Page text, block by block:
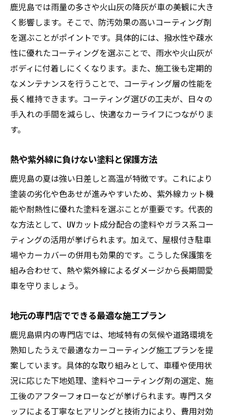
鹿児島では雨量の多さや火山灰の降灰が車の美観に大き
く影響します。そこで、防汚効果の高いコーティング剤
を選ぶことがポイントです。具体的には、撥水性や疎水
性に優れたコーティングを選ぶことで、雨水や火山灰が
ボディに付着しにくくなります。また、施工後も定期的
なメンテナンスを行うことで、コーティング層の性能を
長く維持できます。コーティング選びの工夫が、日々の
手入れの手間を減らし、快適なカーライフにつながりま
す。
熱や紫外線に負けない塗料と保護方法
鹿児島の夏は強い日差しと高温が特徴です。これにより
塗装の劣化や色あせが進みやすいため、紫外線カット機
能や耐熱性に優れた塗料を選ぶことが重要です。代表的
な方法として、UVカット成分配合の塗料やガラス系コー
ティングの活用が挙げられます。加えて、屋根付き駐車
場やカーカバーの併用も効果的です。こうした保護策を
組み合わせて、熱や紫外線によるダメージから長期間愛
車を守りましょう。
地元の専門店でできる最適な施工プラン
鹿児島県内の専門店では、地域特有の気候や道路環境を
熟知したうえで最適なカーコーティング施工プランを提
案しています。具体的な取り組みとして、車種や使用状
況に応じた下地処理、塗料やコーティング剤の選定、施
工後のアフターフォローなどが挙げられます。専門スタ
ッフによる丁寧なヒアリングと技術力により、費用対効